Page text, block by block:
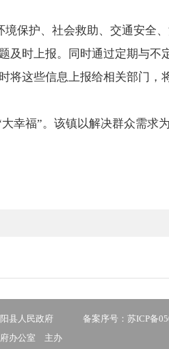
护、社会救助、交通安全
及时上报。同时通过定期与
将这些信息上报给相关部门，
福”。该镇以解决群众需求
县人民政府 备案序号：苏ICP备
府办公室 主办